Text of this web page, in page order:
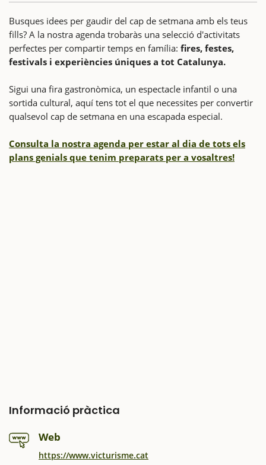
Busques idees per gaudir del cap de setmana amb els teus
fills? A la nostra agenda trobaràs una selecció d'activitats
perfectes per compartir temps en família: fires, festes,
festivals i experiències úniques a tot Catalunya.
Sigui una fira gastronòmica, un espectacle infantil o una
sortida cultural, aquí tens tot el que necessites per convertir
qualsevol cap de setmana en una escapada especial.
Consulta la nostra agenda per estar al dia de tots els
plans genials que tenim preparats per a vosaltres!
Informació pràctica
Web
https://www.victurisme.cat